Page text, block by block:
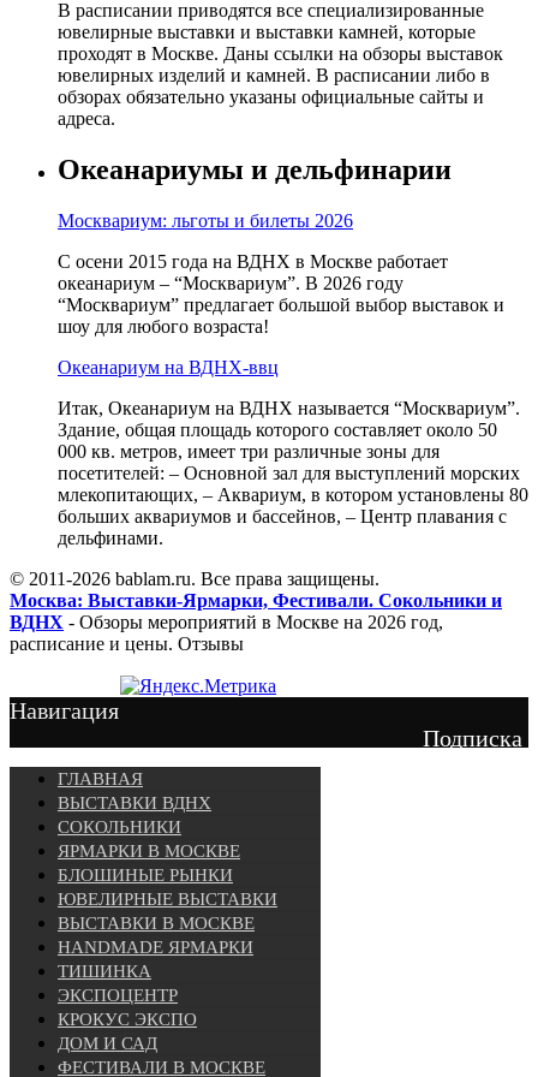
В расписании приводятся все специализированные
ювелирные выставки и выставки камней, которые
проходят в Москве. Даны ссылки на обзоры выставок
ювелирных изделий и камней. В расписании либо в
обзорах обязательно указаны официальные сайты и
адреса.
Океанариумы и дельфинарии
Москвариум: льготы и билеты 2026
С осени 2015 года на ВДНХ в Москве работает
океанариум – “Москвариум”. В 2026 году
“Москвариум” предлагает большой выбор выставок и
шоу для любого возраста!
Океанариум на ВДНХ-ввц
Итак, Океанариум на ВДНХ называется “Москвариум”.
Здание, общая площадь которого составляет около 50
000 кв. метров, имеет три различные зоны для
посетителей: – Основной зал для выступлений морских
млекопитающих, – Аквариум, в котором установлены 80
больших аквариумов и бассейнов, – Центр плавания с
дельфинами.
© 2011-2026 bablam.ru. Все права защищены.
Москва: Выставки-Ярмарки, Фестивали. Сокольники и
ВДНХ - Обзоры мероприятий в Москве на 2026 год,
расписание и цены. Отзывы
Навигация
Подписка
ГЛАВНАЯ
ВЫСТАВКИ ВДНХ
СОКОЛЬНИКИ
ЯРМАРКИ В МОСКВЕ
БЛОШИНЫЕ РЫНКИ
ЮВЕЛИРНЫЕ ВЫСТАВКИ
ВЫСТАВКИ В МОСКВЕ
HANDMADE ЯРМАРКИ
ТИШИНКА
ЭКСПОЦЕНТР
КРОКУС ЭКСПО
ДОМ И САД
ФЕСТИВАЛИ В МОСКВЕ